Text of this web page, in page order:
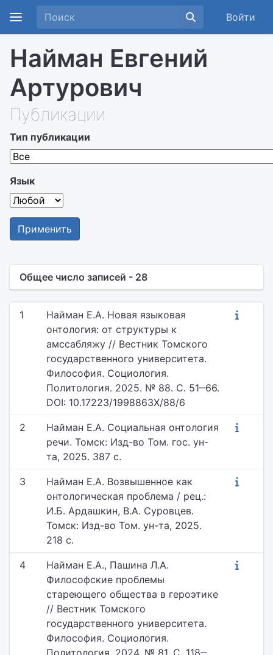
Войти
Найман Евгений
Артурович
Публикации
Тип публикации
Язык
Применить
Общее число записей - 28
1
Найман Е.А. Новая языковая
онтология: от структуры к
амссабляжу // Вестник Томского
государственного университета.
Философия. Социология.
Политология. 2025. № 88. С. 51‒66.
DOI: 10.17223/1998863X/88/6
2
Найман Е.А. Социальная онтология
речи. Томск: Изд-во Том. гос. ун-
та, 2025. 387 с.
3
Найман Е.А. Возвышенное как
онтологическая проблема / рец.:
И.Б. Ардашкин, В.А. Суровцев.
Томск: Изд-во Том. ун-та, 2025.
218 с.
4
Найман Е.А., Пашина Л.А.
Философские проблемы
стареющего общества в героэтике
// Вестник Томского
государственного университета.
Философия. Социология.
Политология. 2024. № 81. С. 118‒